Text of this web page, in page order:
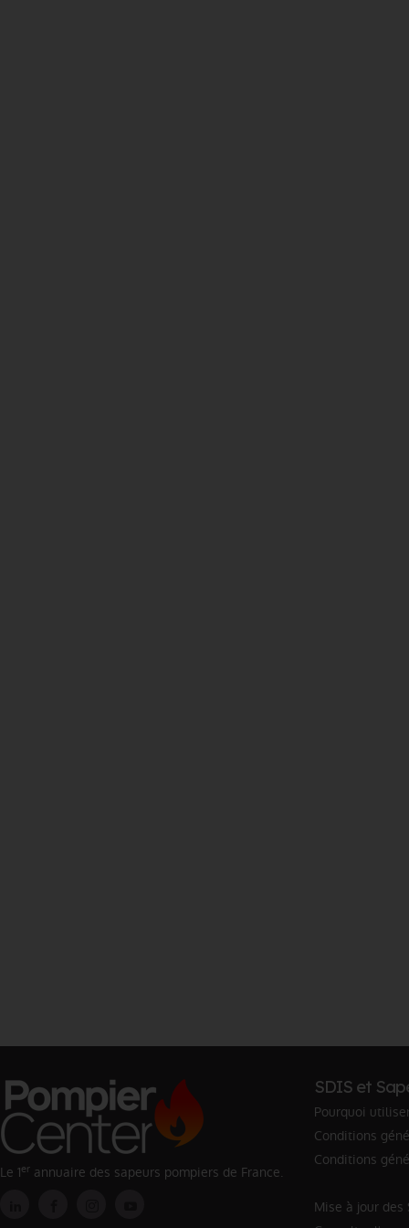
Le 1er annuaire des sapeurs pompiers de France.
SDIS et
Pourquoi
Conditions
Conditions
Mise à jour des